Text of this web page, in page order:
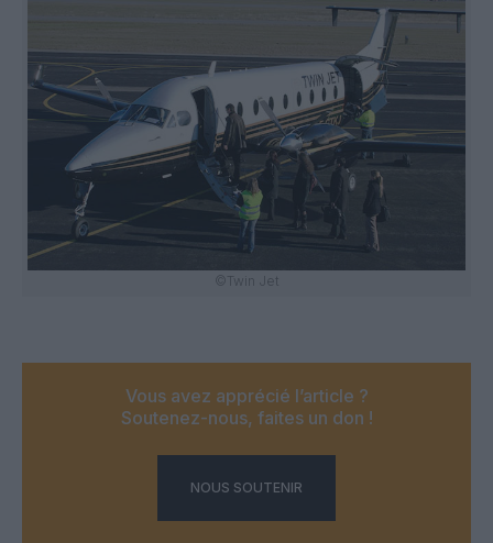
©Twin Jet
Vous avez apprécié l’article ?
Soutenez-nous, faites un don !
NOUS SOUTENIR